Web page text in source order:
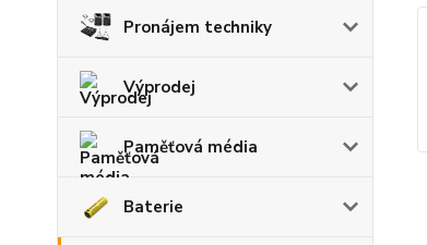
Pronájem techniky
Výprodej
Paměťová média
Baterie